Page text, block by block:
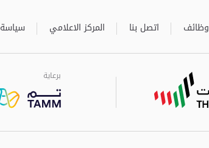
وظائف اتصل بنا المركز الاعلامي
برعاية
برعاية